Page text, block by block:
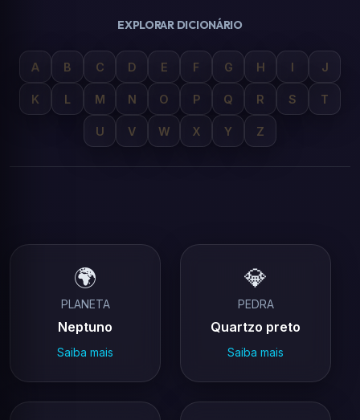
EXPLORAR DICIONÁRIO
A B C D E F G H I J
K L M N O P Q R S T
U V W X Y Z
🌍
PLANETA
Neptuno
Saiba mais
💎
PEDRA
Quartzo preto
Saiba mais